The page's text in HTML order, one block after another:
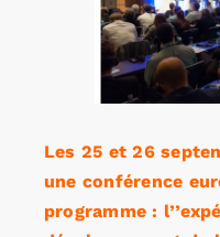
Les 25 et 26
une conférence
programme :